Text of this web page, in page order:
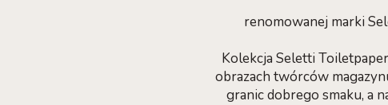
renomowanej marki
Kolekcja Seletti
obrazach twórców
granic dobrego smaku, a